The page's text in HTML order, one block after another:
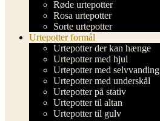
Røde urtepotter
Rosa urtepotter
Sorte urtepotter
Urtepotter formål
Urtepotter der kan hænge
Urtepotter med hjul
Urtepotter med selvvanding
Urtepotter med underskål
Urtepotter på stativ
Urtepotter til altan
Urtepotter til gulv